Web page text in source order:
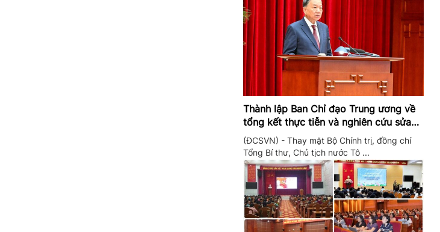
Thành lập Ban Chỉ đạo Trung ương về
tổng kết thực tiễn và nghiên cứu sửa
đổi, bổ sung Điều lệ Đảng
(ĐCSVN) - Thay mặt Bộ Chính trị, đồng chí
Tổng Bí thư, Chủ tịch nước Tô ...